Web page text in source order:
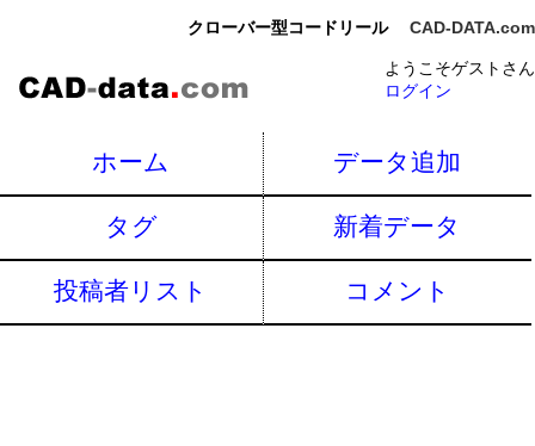
クローバー型コードリール CAD-DATA.com
ようこそゲストさん
ログイン
ホーム データ追加
タグ 新着データ
投稿者リスト コメント